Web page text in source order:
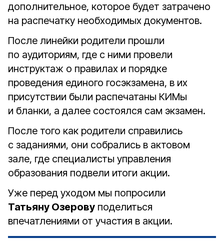
дополнительное, которое будет затрачено
на распечатку необходимых документов.
После линейки родители прошли
по аудиториям, где с ними провели
инструктаж о правилах и порядке
проведения единого госэкзамена, в их
присутствии были распечатаны КИМы
и бланки, а далее состоялся сам экзамен.
После того как родители справились
с заданиями, они собрались в актовом
зале, где специалисты управления
образования подвели итоги акции.
Уже перед уходом мы попросили
Татьяну Озерову поделиться
впечатлениями от участия в акции.